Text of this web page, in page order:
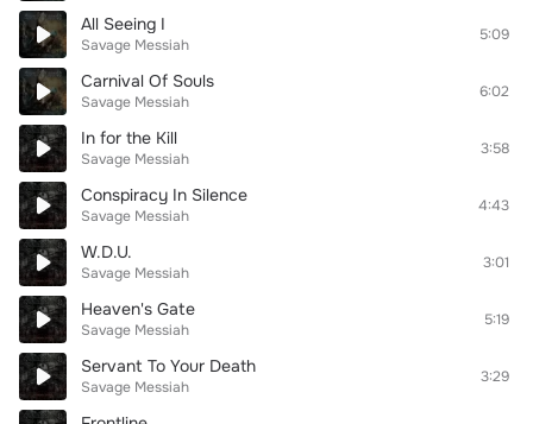
All Seeing I
Savage Messiah
5:09
Carnival Of Souls
Savage Messiah
6:02
In for the Kill
Savage Messiah
3:58
Conspiracy In Silence
Savage Messiah
4:43
W.D.U.
Savage Messiah
3:01
Heaven's Gate
Savage Messiah
5:19
Servant To Your Death
Savage Messiah
3:29